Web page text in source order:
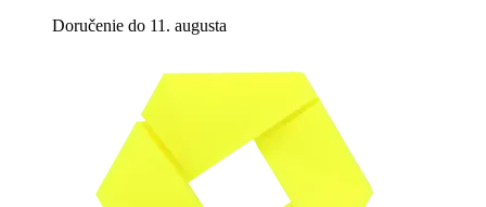
Doručenie do 11. augusta